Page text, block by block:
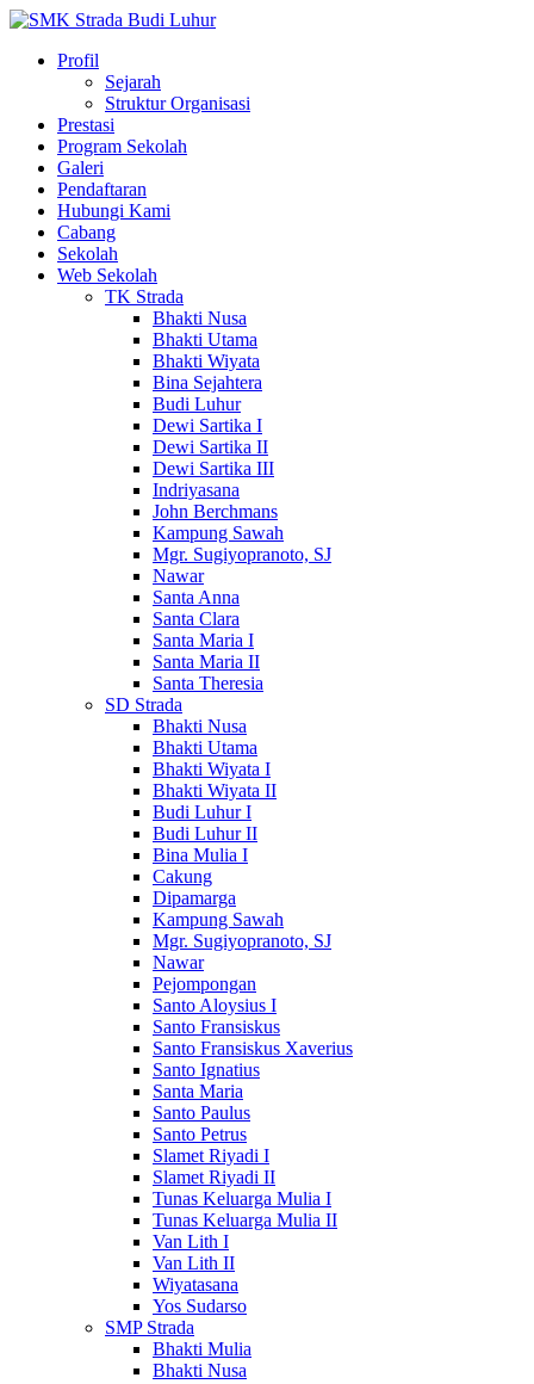
Profil
Sejarah
Struktur Organisasi
Prestasi
Program Sekolah
Galeri
Pendaftaran
Hubungi Kami
Cabang
Sekolah
Web Sekolah
TK Strada
Bhakti Nusa
Bhakti Utama
Bhakti Wiyata
Bina Sejahtera
Budi Luhur
Dewi Sartika I
Dewi Sartika II
Dewi Sartika III
Indriyasana
John Berchmans
Kampung Sawah
Mgr. Sugiyopranoto, SJ
Nawar
Santa Anna
Santa Clara
Santa Maria I
Santa Maria II
Santa Theresia
SD Strada
Bhakti Nusa
Bhakti Utama
Bhakti Wiyata I
Bhakti Wiyata II
Budi Luhur I
Budi Luhur II
Bina Mulia I
Cakung
Dipamarga
Kampung Sawah
Mgr. Sugiyopranoto, SJ
Nawar
Pejompongan
Santo Aloysius I
Santo Fransiskus
Santo Fransiskus Xaverius
Santo Ignatius
Santa Maria
Santo Paulus
Santo Petrus
Slamet Riyadi I
Slamet Riyadi II
Tunas Keluarga Mulia I
Tunas Keluarga Mulia II
Van Lith I
Van Lith II
Wiyatasana
Yos Sudarso
SMP Strada
Bhakti Mulia
Bhakti Nusa